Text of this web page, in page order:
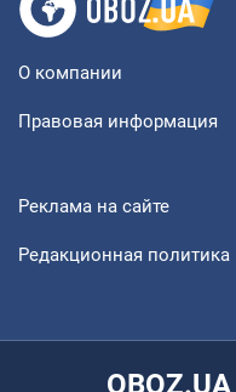
О компании
Правовая информация
Реклама на сайте
Редакционная политика